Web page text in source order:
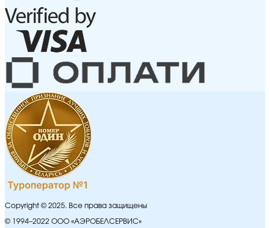
Copyright © 2025. Все права защищены
© 1994–2022 ООО «АЭРОБЕЛСЕРВИС»